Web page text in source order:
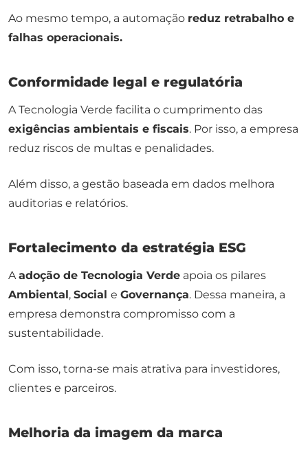
Ao mesmo tempo, a automação reduz retrabalho e
falhas operacionais.
Conformidade legal e regulatória
A Tecnologia Verde facilita o cumprimento das
exigências ambientais e fiscais. Por isso, a empresa
reduz riscos de multas e penalidades.
Além disso, a gestão baseada em dados melhora
auditorias e relatórios.
Fortalecimento da estratégia ESG
Aadoção de Tecnologia Verde apoia os pilares
Ambiental, Social e Governança. Dessa maneira, a
empresa demonstra compromisso com a
sustentabilidade.
Com isso, torna-se mais atrativa para investidores,
clientes e parceiros.
Melhoria da imagem da marca